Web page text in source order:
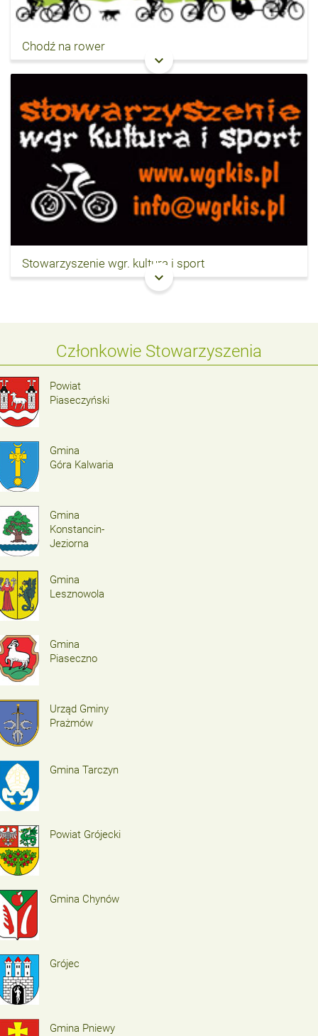
Chodź na rower
keyboard_arrow_down
Stowarzyszenie wgr. kultura i sport
keyboard_arrow_down
Członkowie Stowarzyszenia
Powiat
Piaseczyński
Gmina
Góra Kalwaria
Gmina
Konstancin-
Jeziorna
Gmina
Lesznowola
Gmina
Piaseczno
Urząd Gminy
Prażmów
Gmina Tarczyn
Powiat Grójecki
Gmina Chynów
Grójec
Gmina Pniewy